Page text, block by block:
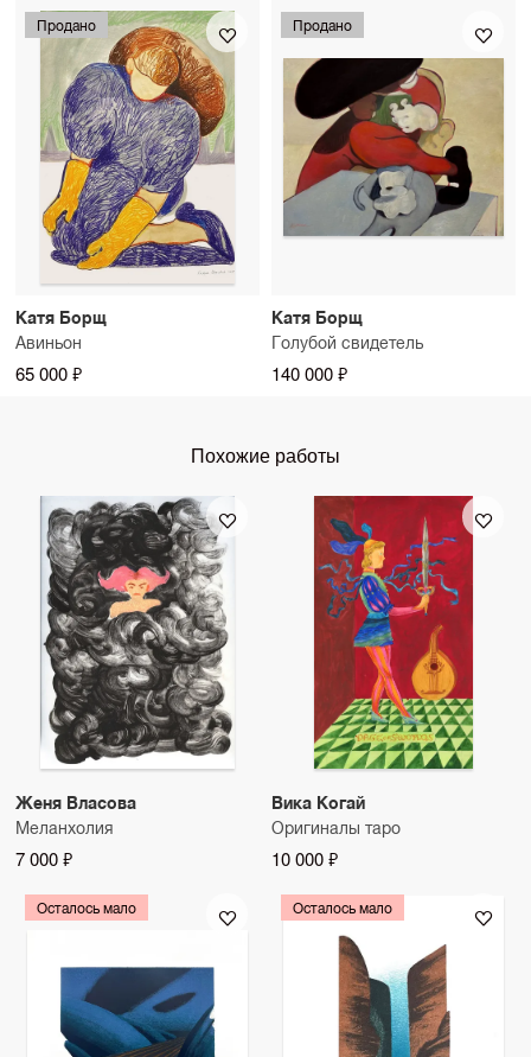
Продано
Катя Борщ
Авиньон
65 000 ₽
Продано
Катя Борщ
Голубой свидетель
140 000 ₽
Похожие работы
Женя Власова
Меланхолия
7 000 ₽
Вика Когай
Оригиналы таро
10 000 ₽
Осталось мало Осталось мало